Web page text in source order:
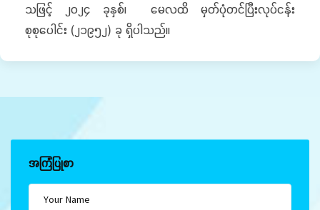
သဖြင့် ၂၀၂၄ ခုနှစ်၊ မေလထိ မှတ်ပုံတင်ပြီးလုပ်ငန်း
စုစုပေါင်း (၂၁၉၅၂) ခု ရှိပါသည်။
အကြံပြုစာ